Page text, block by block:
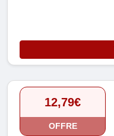
12,79€
OFFRE